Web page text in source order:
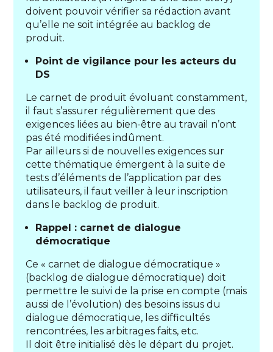
doivent pouvoir vérifier sa rédaction avant
qu’elle ne soit intégrée au backlog de
produit.
Point de vigilance pour les acteurs du
DS
Le carnet de produit évoluant constamment,
il faut s’assurer régulièrement que des
exigences liées au bien-être au travail n’ont
pas été modifiées indûment.
Par ailleurs si de nouvelles exigences sur
cette thématique émergent à la suite de
tests d’éléments de l’application par des
utilisateurs, il faut veiller à leur inscription
dans le backlog de produit.
Rappel : carnet de dialogue
démocratique
Ce « carnet de dialogue démocratique »
(backlog de dialogue démocratique) doit
permettre le suivi de la prise en compte (mais
aussi de l’évolution) des besoins issus du
dialogue démocratique, les difficultés
rencontrées, les arbitrages faits, etc.
Il doit être initialisé dès le départ du projet.